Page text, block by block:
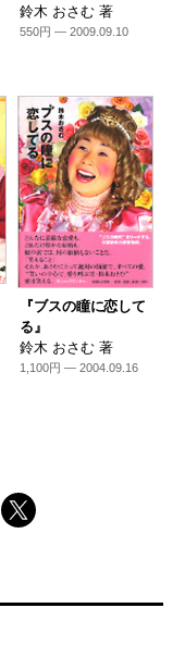
鈴木 おさむ 著
550円 — 2009.09.10
『ブスの瞳に恋して
る』
鈴木 おさむ 著
1,100円 — 2004.09.16